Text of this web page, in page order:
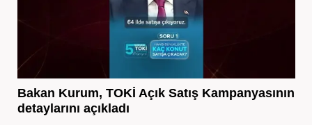
Bakan Kurum, TOKİ Açık Satış Kampanyasının
detaylarını açıkladı